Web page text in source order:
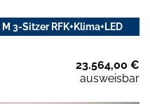
3-Sitzer RFK+Klima+LED
23.564,00 €
ausweisbar